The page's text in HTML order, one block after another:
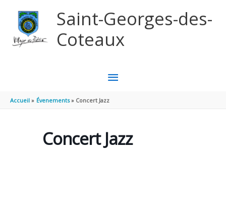
Saint-Georges-des-
Coteaux
MENU
PRINCIPAL
Accueil Évenements Concert Jazz
Concert Jazz